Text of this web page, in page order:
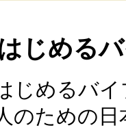
じめる
じめるバ
のための